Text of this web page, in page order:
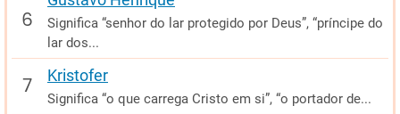
Significa “senhor do lar protegido por Deus”, “príncipe do
lar dos...
Kristofer
Significa “o que carrega Cristo em si”, “o portador de...